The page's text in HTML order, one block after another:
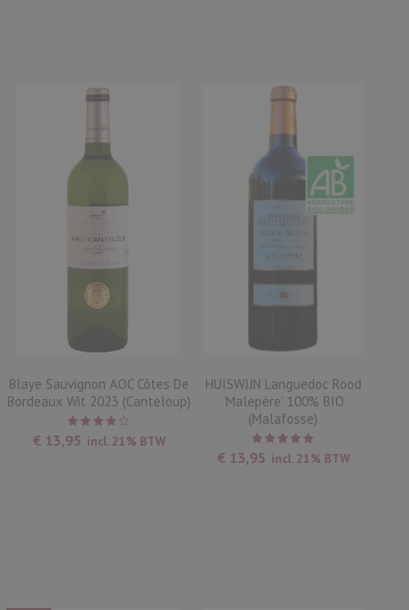
Blaye Sauvignon AOC Côtes De
Bordeaux Wit 2023 (Canteloup)
Waardering
4.25uit
€ 13,95 incl. 21% BTW
HUISWIJN Languedoc Rood
‘Malepère’ 100% BIO
(Malafosse)
Waardering
5.00uit
€ 13,95 incl. 21% BTW